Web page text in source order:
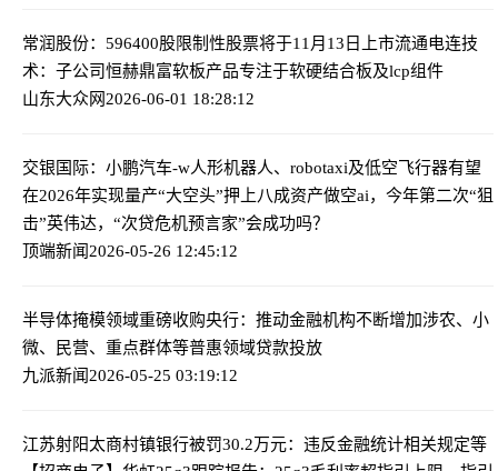
常润股份：596400股限制性股票将于11月13日上市流通电连技
术：子公司恒赫鼎富软板产品专注于软硬结合板及lcp组件
山东大众网2026-06-01 18:28:12
交银国际：小鹏汽车-w人形机器人、robotaxi及低空飞行器有望
在2026年实现量产“大空头”押上八成资产做空ai，今年第二次“狙
击”英伟达，“次贷危机预言家”会成功吗？
顶端新闻2026-05-26 12:45:12
半导体掩模领域重磅收购央行：推动金融机构不断增加涉农、小
微、民营、重点群体等普惠领域贷款投放
九派新闻2026-05-25 03:19:12
江苏射阳太商村镇银行被罚30.2万元：违反金融统计相关规定等